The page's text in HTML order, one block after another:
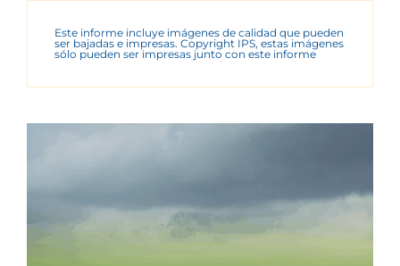
Este informe incluye imágenes de calidad que pueden
ser bajadas e impresas. Copyright IPS, estas imágenes
sólo pueden ser impresas junto con este informe